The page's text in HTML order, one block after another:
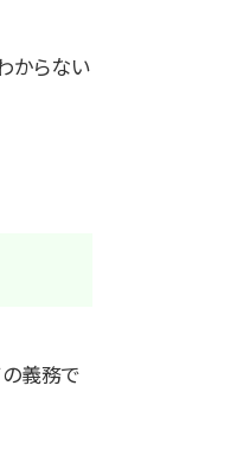
からない
義務で